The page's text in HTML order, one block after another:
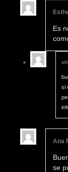
Es
si
Ana
se